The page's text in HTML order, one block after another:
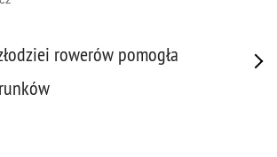
rowerów pomogła